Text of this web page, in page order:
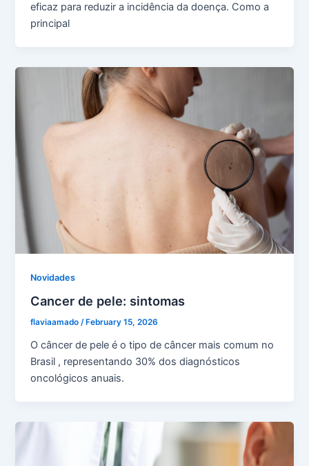
eficaz para reduzir a incidência da doença. Como a
principal
Novidades
Cancer de pele: sintomas
flaviaamado/ February 15, 2026
O câncer de pele é o tipo de câncer mais comum no
Brasil , representando 30% dos diagnósticos
oncológicos anuais.